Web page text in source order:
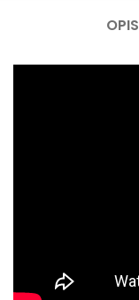
OPIS